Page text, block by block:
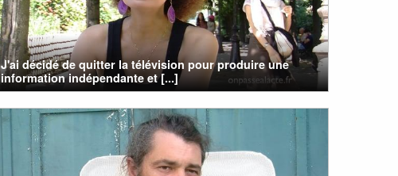
J'ai décidé de quitter la télévision pour produire une
information indépendante et [...]